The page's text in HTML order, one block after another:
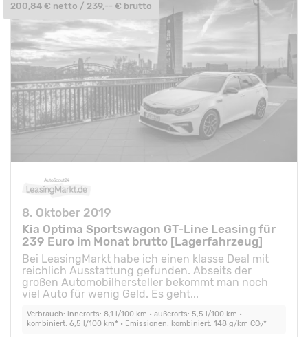
8. Oktober 2019
Kia Optima Sportswagon GT-Line Leasing für
239 Euro im Monat brutto [Lagerfahrzeug]
Bei LeasingMarkt habe ich einen klasse Deal mit
reichlich Ausstattung gefunden. Abseits der
großen Automobilhersteller bekommt man noch
viel Auto für wenig Geld. Es geht...
Verbrauch: innerorts: 8,1 l/100 km • außerorts: 5,5 l/100 km •
kombiniert: 6,5 l/100 km* • Emissionen: kombiniert: 148 g/km CO2*
200,84 € netto / 239,-- € brutto